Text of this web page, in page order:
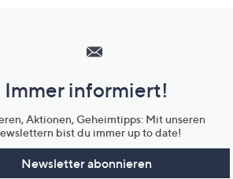
Immer informiert!
Aktionen, Geheimtipps: Mit unseren
bist du immer up to date!
Newsletter abonnieren